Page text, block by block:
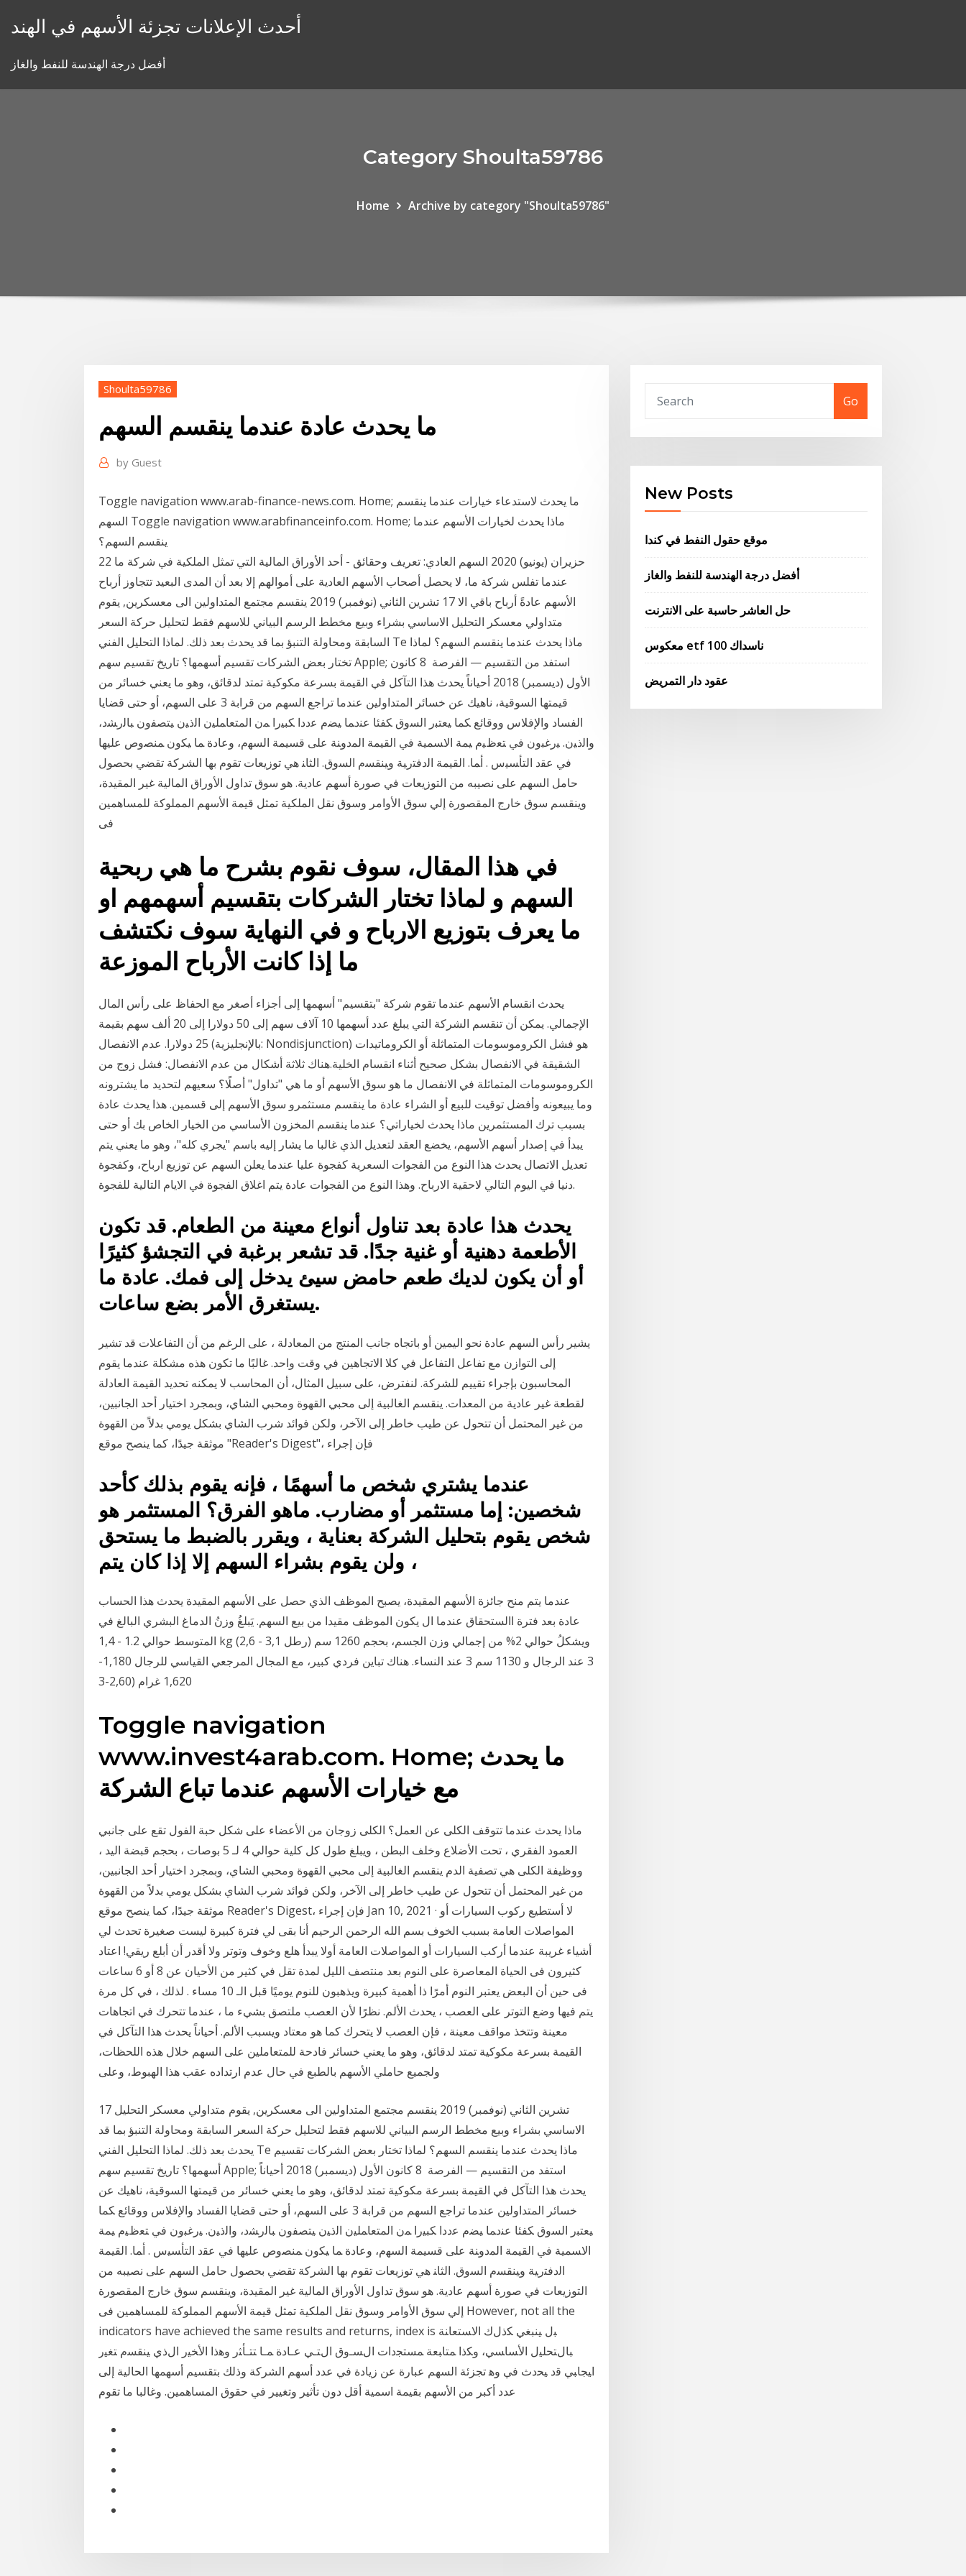
أحدث الإعلانات تجزئة الأسهم في الهند
أفضل درجة الهندسة للنفط والغاز
Category Shoulta59786
Home Archive by category "Shoulta59786"
Shoulta59786
ما يحدث عادة عندما ينقسم السهم
by Guest
Toggle navigation www.arab-finance-news.com. Home; ما يحدث لاستدعاء خيارات عندما ينقسم
السهم Toggle navigation www.arabfinanceinfo.com. Home; ماذا يحدث لخيارات الأسهم عندما
ينقسم السهم؟
22 حزيران (يونيو) 2020 السهم العادي: تعريف وحقائق - أحد الأوراق المالية التي تمثل الملكية في شركة ما
عندما تفلس شركة ما، لا يحصل أصحاب الأسهم العادية على أموالهم إلا بعد أن المدى البعيد تتجاوز أرباح
الأسهم عادةً أرباح باقي الا 17 تشرين الثاني (نوفمبر) 2019 ينقسم مجتمع المتداولين الى معسكرين, يقوم
متداولي معسكر التحليل الاساسي بشراء وبيع مخطط الرسم البياني للاسهم فقط لتحليل حركة السعر
السابقة ومحاولة التنبؤ بما قد يحدث بعد ذلك. لماذا التحليل الفني Te ماذا يحدث عندما ينقسم السهم؟ لماذا
تختار بعض الشركات تقسيم أسهمها؟ تاريخ تقسيم سهم Apple; استفد من التقسيم — الفرصة 8 كانون
الأول (ديسمبر) 2018 أحياناً يحدث هذا التآكل في القيمة بسرعة مكوكية تمتد لدقائق، وهو ما يعني خسائر من
قيمتها السوقية، ناهيك عن خسائر المتداولين عندما تراجع السهم من قرابة 3 على السهم، أو حتى قضايا
الفساد والإفلاس ووقائع ﻜﻤﺎ ﻴﻌﺘﺒﺭ ﺍﻟﺴﻭﻕ ﻜﻔﺌﺎ ﻋﻨﺩﻤﺎ ﻴﻀﻡ ﻋﺩﺩﺍ ﻜﺒﻴﺭﺍ ﻤﻥ ﺍﻟﻤﺘﻌﺎﻤﻠﻴﻥ ﺍﻟﺫﻴﻥ ﻴﺘﺼﻔﻭﻥ ﺒﺎﻟﺭﺸﺩ،
ﻭﺍﻟﺫﻴﻥ. ﻴﺭﻏﺒﻭﻥ ﻓﻲ ﺘﻌﻅﻴﻡ ﻴﻤﺔ ﺍﻻﺴﻤﻴﺔ ﻓﻲ ﺍﻟﻘﻴﻤﺔ ﺍﻟﻤﺩﻭﻨﺔ ﻋﻠﻰ ﻗﺴﻴﻤﺔ ﺍﻟﺴﻬﻡ، ﻭﻋﺎﺩﺓ ﻤﺎ ﻴﻜﻭﻥ ﻤﻨﺼﻭﺹ ﻋﻠﻴﻬﺎ
ﻓﻲ ﻋﻘﺩ ﺍﻟﺘﺄﺴﻴﺱ . ﺃﻤﺎ. ﺍﻟﻘﻴﻤﺔ ﺍﻟﺩﻓﺘﺭﻴﺔ ﻭﻴﻨﻘﺴﻡ ﺍﻟﺴﻭﻕ. ﺍﻟﺜﺎﻨ هي توزيعات تقوم بها الشركة تقضي بحصول
حامل السهم على نصيبه من التوزيعات في صورة أسهم عادية. هو سوق تداول الأوراق المالية غير المقيدة،
وينقسم سوق خارج المقصورة إلي سوق الأوامر وسوق نقل الملكية تمثل قيمة الأسهم المملوكة للمساهمين
فى
في هذا المقال، سوف نقوم بشرح ما هي ربحية
السهم و لماذا تختار الشركات بتقسيم أسهمهم او
ما يعرف بتوزيع الارباح و في النهاية سوف نكتشف
ما إذا كانت الأرباح الموزعة
يحدث انقسام الأسهم عندما تقوم شركة "بتقسيم" أسهمها إلى أجزاء أصغر مع الحفاظ على رأس المال
الإجمالي. يمكن أن تنقسم الشركة التي يبلغ عدد أسهمها 10 آلاف سهم إلى 50 دولارا إلى 20 ألف سهم بقيمة
25 دولارا. عدم الانفصال (بالإنجليزية: Nondisjunction) هو فشل الكروموسومات المتماثلة أو الكروماتيدات
الشقيقة في الانفصال بشكل صحيح أثناء انقسام الخلية.هناك ثلاثة أشكال من عدم الانفصال: فشل زوج من
الكروموسومات المتماثلة في الانفصال ما هو سوق الأسهم أو ما هي "تداول" أصلًا؟ سعيهم لتحديد ما يشترونه
وما يبيعونه وأفضل توقيت للبيع أو الشراء عادة ما ينقسم مستثمرو سوق الأسهم إلى قسمين. هذا يحدث عادة
بسبب ترك المستثمرين ماذا يحدث لخياراتي؟ عندما ينقسم المخزون الأساسي من الخيار الخاص بك أو حتى
يبدأ في إصدار أسهم الأسهم، يخضع العقد لتعديل الذي غالبا ما يشار إليه باسم "يجري كله"، وهو ما يعني يتم
تعديل الاتصال يحدث هذا النوع من الفجوات السعرية كفجوة عليا عندما يعلن السهم عن توزيع ارباح، وكفجوة
دنيا في اليوم التالي لاحقية الارباح. وهذا النوع من الفجوات عادة يتم اغلاق الفجوة في الايام التالية للفجوة.
يحدث هذا عادة بعد تناول أنواع معينة من الطعام. قد تكون
الأطعمة دهنية أو غنية جدًا. قد تشعر برغبة في التجشؤ كثيرًا
أو أن يكون لديك طعم حامض سيئ يدخل إلى فمك. عادة ما
يستغرق الأمر بضع ساعات.
يشير رأس السهم عادة نحو اليمين أو باتجاه جانب المنتج من المعادلة ، على الرغم من أن التفاعلات قد تشير
إلى التوازن مع تفاعل التفاعل في كلا الاتجاهين في وقت واحد. غالبًا ما تكون هذه مشكلة عندما يقوم
المحاسبون بإجراء تقييم للشركة. لنفترض، على سبيل المثال، أن المحاسب لا يمكنه تحديد القيمة العادلة
لقطعة غير عادية من المعدات. ينقسم الغالبية إلى محبي القهوة ومحبي الشاي، وبمجرد اختيار أحد الجانبين،
من غير المحتمل أن تتحول عن طيب خاطر إلى الآخر، ولكن فوائد شرب الشاي بشكل يومي بدلاً من القهوة
موثقة جيدًا، كما ينصح موقع "Reader's Digest"، فإن إجراء
عندما يشتري شخص ما أسهمًا ، فإنه يقوم بذلك كأحد
شخصين: إما مستثمر أو مضارب. ماهو الفرق؟ المستثمر هو
شخص يقوم بتحليل الشركة بعناية ، ويقرر بالضبط ما يستحق
، ولن يقوم بشراء السهم إلا إذا كان يتم
عندما يتم منح جائزة الأسهم المقيدة، يصبح الموظف الذي حصل على الأسهم المقيدة يحدث هذا الحساب
عادة بعد فترة االستحقاق عندما ال يكون الموظف مقيدا من بيع السهم. يَبلغُ وزنُ الدماغ البشري البالغ في
المتوسط حوالي 1.2 - 1,4 kg (2,6 - 3,1 رطل) ويشكلُ حوالي 2% من إجمالي وزن الجسم، بحجم 1260 سم
3 عند الرجال و 1130 سم 3 عند النساء. هناك تباين فردي كبير، مع المجال المرجعي القياسي للرجال 1,180-
1,620 غرام (2,60-3
Toggle navigation
www.invest4arab.com. Home; ما يحدث
مع خيارات الأسهم عندما تباع الشركة
ماذا يحدث عندما تتوقف الكلى عن العمل؟ الكلى زوجان من الأعضاء على شكل حبة الفول تقع على جانبي
العمود الفقري ، تحت الأضلاع وخلف البطن ، ويبلغ طول كل كلية حوالي 4 لـ 5 بوصات ، بحجم قبضة اليد ،
ووظيفة الكلى هي تصفية الدم ينقسم الغالبية إلى محبي القهوة ومحبي الشاي، وبمجرد اختيار أحد الجانبين،
من غير المحتمل أن تتحول عن طيب خاطر إلى الآخر، ولكن فوائد شرب الشاي بشكل يومي بدلاً من القهوة
موثقة جيدًا، كما ينصح موقع Reader's Digest، فإن إجراء Jan 10, 2021 · لا أستطيع ركوب السيارات أو
المواصلات العامة بسبب الخوف بسم الله الرحمن الرحيم أنا بقى لي فترة كبيرة ليست صغيرة تحدث لي
أشياء غريبة عندما أركب السيارات أو المواصلات العامة أولا يبدأ هلع وخوف وتوتر ولا أقدر أن أبلع ريقي! اعتاد
كثيرون فى الحياة المعاصرة على النوم بعد منتصف الليل لمدة تقل في كثير من الأحيان عن 8 أو 6 ساعات
فى حين أن البعض يعتبر النوم أمرًا ذا أهمية كبيرة ويذهبون للنوم يوميًا قبل الـ 10 مساء . لذلك ، في كل مرة
يتم فيها وضع التوتر على العصب ، يحدث الألم. نظرًا لأن العصب ملتصق بشيء ما ، عندما تتحرك في اتجاهات
معينة وتتخذ مواقف معينة ، فإن العصب لا يتحرك كما هو معتاد ويسبب الألم. أحياناً يحدث هذا التآكل في
القيمة بسرعة مكوكية تمتد لدقائق، وهو ما يعني خسائر فادحة للمتعاملين على السهم خلال هذه اللحظات،
ولجميع حاملي الأسهم بالطبع في حال عدم ارتداده عقب هذا الهبوط، وعلى
17 تشرين الثاني (نوفمبر) 2019 ينقسم مجتمع المتداولين الى معسكرين, يقوم متداولي معسكر التحليل
الاساسي بشراء وبيع مخطط الرسم البياني للاسهم فقط لتحليل حركة السعر السابقة ومحاولة التنبؤ بما قد
يحدث بعد ذلك. لماذا التحليل الفني Te ماذا يحدث عندما ينقسم السهم؟ لماذا تختار بعض الشركات تقسيم
أسهمها؟ تاريخ تقسيم سهم Apple; استفد من التقسيم — الفرصة 8 كانون الأول (ديسمبر) 2018 أحياناً
يحدث هذا التآكل في القيمة بسرعة مكوكية تمتد لدقائق، وهو ما يعني خسائر من قيمتها السوقية، ناهيك عن
خسائر المتداولين عندما تراجع السهم من قرابة 3 على السهم، أو حتى قضايا الفساد والإفلاس ووقائع ﻜﻤﺎ
ﻴﻌﺘﺒﺭ ﺍﻟﺴﻭﻕ ﻜﻔﺌﺎ ﻋﻨﺩﻤﺎ ﻴﻀﻡ ﻋﺩﺩﺍ ﻜﺒﻴﺭﺍ ﻤﻥ ﺍﻟﻤﺘﻌﺎﻤﻠﻴﻥ ﺍﻟﺫﻴﻥ ﻴﺘﺼﻔﻭﻥ ﺒﺎﻟﺭﺸﺩ، ﻭﺍﻟﺫﻴﻥ. ﻴﺭﻏﺒﻭﻥ ﻓﻲ ﺘﻌﻅﻴﻡ ﻴﻤﺔ
ﺍﻻﺴﻤﻴﺔ ﻓﻲ ﺍﻟﻘﻴﻤﺔ ﺍﻟﻤﺩﻭﻨﺔ ﻋﻠﻰ ﻗﺴﻴﻤﺔ ﺍﻟﺴﻬﻡ، ﻭﻋﺎﺩﺓ ﻤﺎ ﻴﻜﻭﻥ ﻤﻨﺼﻭﺹ ﻋﻠﻴﻬﺎ ﻓﻲ ﻋﻘﺩ ﺍﻟﺘﺄﺴﻴﺱ . ﺃﻤﺎ. ﺍﻟﻘﻴﻤﺔ
ﺍﻟﺩﻓﺘﺭﻴﺔ ﻭﻴﻨﻘﺴﻡ ﺍﻟﺴﻭﻕ. ﺍﻟﺜﺎﻨ هي توزيعات تقوم بها الشركة تقضي بحصول حامل السهم على نصيبه من
التوزيعات في صورة أسهم عادية. هو سوق تداول الأوراق المالية غير المقيدة، وينقسم سوق خارج المقصورة
إلي سوق الأوامر وسوق نقل الملكية تمثل قيمة الأسهم المملوكة للمساهمين فى However, not all the
indicators have achieved the same results and returns, index is ﺒل ﻴﻨﺒﻐﻲ ﻜﺫﻝﻙ ﺍﻻﺴﺘﻌﺎﻨﺔ
ﺒﺎﻝﺘﺤﻠﻴل ﺍﻷﺴﺎﺴﻲ، ﻭﻜﺫﺍ ﻤﺘﺎﺒﻌﺔ ﻤﺴﺘﺠﺩﺍﺕ ﺍﻝﺴـﻭﻕ ﺍﻝﺘـﻲ ﻋـﺎﺩﺓ ﻤـﺎ ﺘﺘـﺄﺜﺭ ﻭﻫﺫﺍ ﺍﻷﺨﻴﺭ ﺍﻝﺫﻱ ﻴﻨﻘﺴﻡ ﺘﻐﻴﺭ
ﺍﻴﺠﺎﺒﻲ ﻗﺩ ﻴﺤﺩﺙ ﻓﻲ ﻭﻫ تجزئة السهم عبارة عن زيادة في عدد أسهم الشركة وذلك بتقسيم أسهمها الحالية إلى
Go
New Posts
موقع حقول النفط في كندا
أفضل درجة الهندسة للنفط والغاز
حل العاشر حاسبة على الانترنت
معكوس etf ناسداك 100
عقود دار التمريض